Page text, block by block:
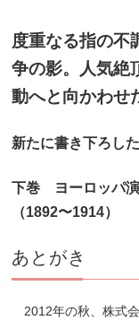
度重なる指の不
争の影。人気絶
動へと向かわせ
新たに書き下ろし
下巻 ヨーロッパ演
（1892〜1914）
あとがき
2012年の秋、株式